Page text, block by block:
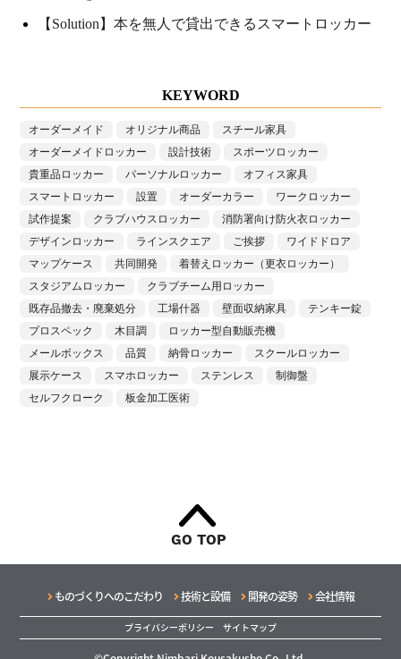
【Solution】本を無人で貸出できるスマートロッカー
KEYWORD
オーダーメイド オリジナル商品
スチール家具
オーダーメイドロッカー
設計技術
スポーツロッカー
貴重品ロッカー
パーソナルロッカー
オフィス家具
スマートロッカー
設置 オーダーカラー
ワークロッカー
試作提案
クラブハウスロッカー
消防署向け防火衣ロッカー
デザインロッカー
ラインスクエア ご挨拶
ワイドドロア
マップケース
共同開発
着替えロッカー（更衣ロッカー）
スタジアムロッカー
クラブチーム用ロッカー
既存品撤去・廃棄処分
工場什器 壁面収納家具
テンキー錠
プロスペック
木目調
ロッカー型自動販売機
メールボックス
品質 納骨ロッカー
スクールロッカー
展示ケース
スマホロッカー ステンレス
制御盤
セルフクローク
板金加工医術
GO TOP
ものづくりへのこだわり 技術と設備 開発の姿勢 会社情報
プライバシーポリシー サイトマップ